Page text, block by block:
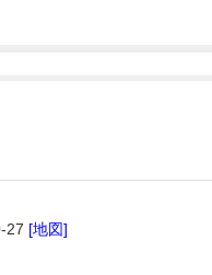
27 [地図]